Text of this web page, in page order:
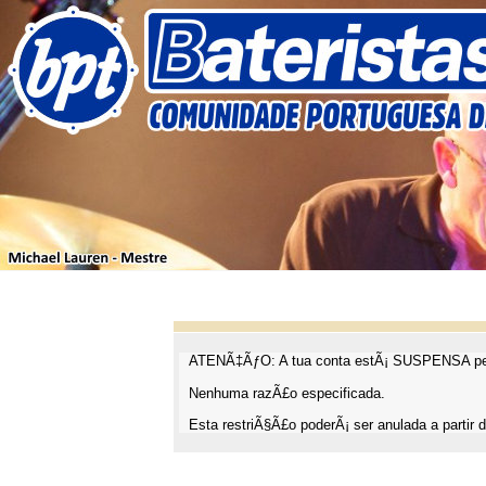
ATENÃ‡ÃƒO: A tua conta estÃ¡ SUSPENSA
Nenhuma razÃ£o especificada.
Esta restriÃ§Ã£o poderÃ¡ ser anulada a partir